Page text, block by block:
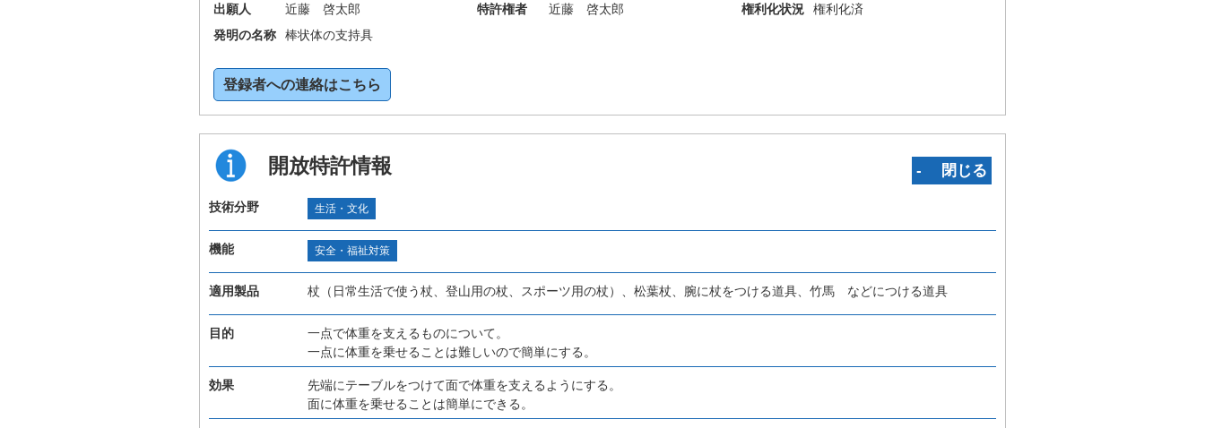
出願人
近藤 啓太郎 特許権者 近藤 啓太郎 権利化状況
権利化済
発明の名称
棒状体の支持具
登録者への連絡はこちら
開放特許情報 ‐ 閉じる
技術分野 生活・文化
機能 安全・福祉対策
適用製品 杖（日常生活で使う杖、登山用の杖、スポーツ用の杖）、松葉杖、腕に杖をつける道具、竹馬 などにつける道具
目的
一点で体重を支えるものについて。
一点に体重を乗せることは難しいので簡単にする。
効果
先端にテーブルをつけて面で体重を支えるようにする。
面に体重を乗せることは簡単にできる。